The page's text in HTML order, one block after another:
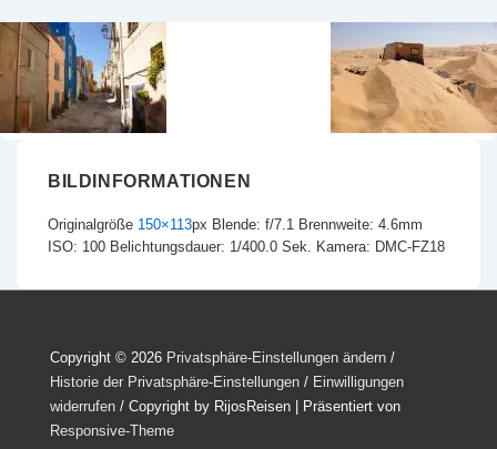
BILDINFORMATIONEN
Originalgröße 150×113px Blende: f/7.1 Brennweite: 4.6mm
ISO: 100 Belichtungsdauer: 1/400.0 Sek. Kamera: DMC-FZ18
Copyright © 2026 Privatsphäre-Einstellungen ändern /
Historie der Privatsphäre-Einstellungen / Einwilligungen
widerrufen / Copyright by RijosReisen
| Präsentiert von
Responsive-Theme